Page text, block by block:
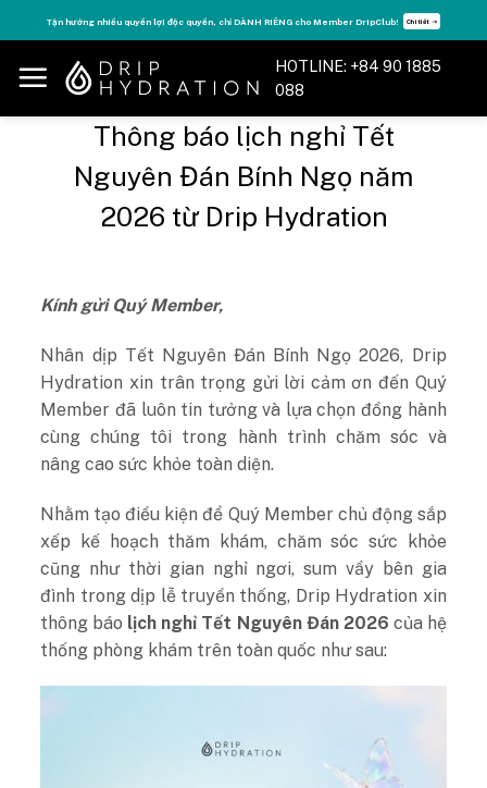
to
content
Tận hưởng nhiều quyền lợi độc quyền, chỉ DÀNH RIÊNG cho Member DripClub! Chi tiết ➝
HOTLINE: +84 90 1885
088
Thông báo lịch nghỉ Tết
Nguyên Đán Bính Ngọ năm
2026 từ Drip Hydration
Kính gửi Quý Member,
Nhân dịp Tết Nguyên Đán Bính Ngọ 2026, Drip
Hydration xin trân trọng gửi lời cảm ơn đến Quý
Member đã luôn tin tưởng và lựa chọn đồng hành
cùng chúng tôi trong hành trình chăm sóc và
nâng cao sức khỏe toàn diện.
Nhằm tạo điều kiện để Quý Member chủ động sắp
xếp kế hoạch thăm khám, chăm sóc sức khỏe
cũng như thời gian nghỉ ngơi, sum vầy bên gia
đình trong dịp lễ truyền thống, Drip Hydration xin
thông báo lịch nghỉ Tết Nguyên Đán 2026 của hệ
thống phòng khám trên toàn quốc như sau: